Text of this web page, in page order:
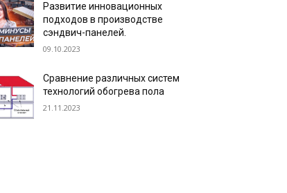
Развитие инновационных
подходов в производстве
сэндвич-панелей.
09.10.2023
Сравнение различных систем
технологий обогрева пола
21.11.2023